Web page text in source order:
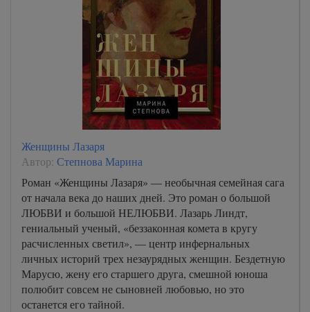
Женщины Лазаря
Автор: Степнова Марина
Роман «Женщины Лазаря» — необычная семейная сага
от начала века до наших дней. Это роман о большой
ЛЮБВИ и большой НЕЛЮБВИ. Лазарь Линдт,
гениальный ученый, «беззаконная комета в кругу
расчисленных светил», — центр инфернальных
личных историй трех незаурядных женщин. Бездетную
Марусю, жену его старшего друга, смешной юноша
полюбит совсем не сыновней любовью, но это
останется его тайной.